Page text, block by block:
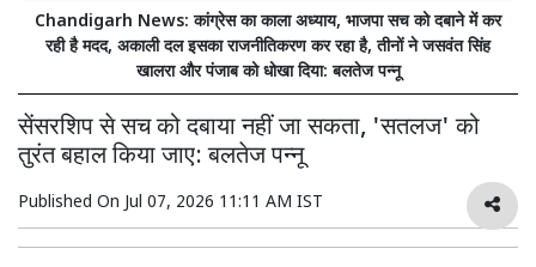
Chandigarh News: कांग्रेस का काला अध्याय, भाजपा सच को दबाने में कर
रही है मदद, अकाली दल इसका राजनीतिकरण कर रहा है, तीनों ने जसवंत सिंह
खालरा और पंजाब को धोखा दिया: बलतेज पन्नू
सेंसरशिप से सच को दबाया नहीं जा सकता, 'सतलज' को
तुरंत बहाल किया जाए: बलतेज पन्नू
Published On Jul 07, 2026 11:11 AM IST